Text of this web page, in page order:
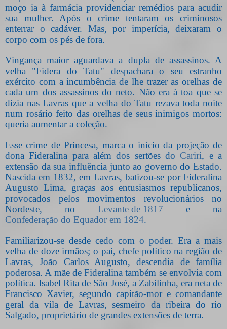
moço ia à farmácia providenciar remédios para acudir
sua mulher. Após o crime tentaram os criminosos
enterrar o cadáver. Mas, por imperícia, deixaram o
corpo com os pés de fora.
Vingança maior aguardava a dupla de assassinos. A
velha "Fidera do Tatu" despachara o seu estranho
exército com a incumbência de lhe trazer as orelhas de
cada um dos assassinos do neto. Não era à toa que se
dizia nas Lavras que a velha do Tatu rezava toda noite
num rosário feito das orelhas de seus inimigos mortos:
queria aumentar a coleção.
Esse crime de Princesa, marca o início da projeção de
dona Fideralina para além dos sertões doCariri, e a
extensão da sua influência junto ao governo do Estado.
Nascida em 1832, em Lavras, batizou-se por Fideralina
Augusto Lima, graças aos entusiasmos republicanos,
provocados pelos movimentos revolucionários no
Nordeste, no Levante de 1817 e na
Confederação do Equador em 1824.
Familiarizou-se desde cedo com o poder. Era a mais
velha de doze irmãos; o pai, chefe político na região de
Lavras, João Carlos Augusto, descendia de família
poderosa. A mãe de Fideralina também se envolvia com
política. Isabel Rita de São José, a Zabilinha, era neta de
Francisco Xavier, segundo capitão-mor e comandante
geral da vila de Lavras, sesmeiro da ribeira do rio
Salgado, proprietário de grandes extensões de terra.